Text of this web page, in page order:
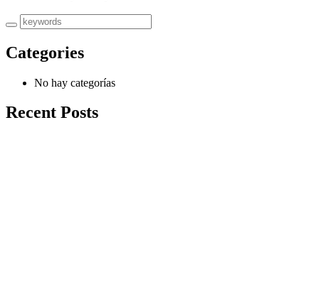
Categories
No hay categorías
Recent Posts